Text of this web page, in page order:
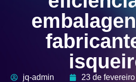
jq-admin 23 de